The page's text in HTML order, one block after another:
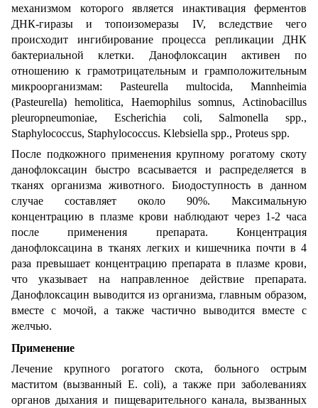
механизмом которого является инактивация ферментов
ДНК-гиразы и топоизомеразы IV, вследствие чего
происходит ингибирование процесса репликации ДНК
бактериальной клетки. Данофлоксацин активен по
отношению к грамотрицательным и грамположительным
микроорганизмам: Pasteurella multocida, Mannheimia
(Pasteurella) hemolitica, Haemophilus somnus, Actinobacillus
pleuropneumoniae, Escherichia coli, Salmonella spp.,
Staphylococcus, Staphylococcus. Klebsiella spp., Proteus spp.
После подкожного применения крупному рогатому скоту
данофлоксацин быстро всасывается и распределяется в
тканях организма животного. Биодоступность в данном
случае составляет около 90%. Максимальную
концентрацию в плазме крови наблюдают через 1-2 часа
после применения препарата. Концентрация
данофлоксацина в тканях легких и кишечника почти в 4
раза превышает концентрацию препарата в плазме крови,
что указывает на направленное действие препарата.
Данофлоксацин выводится из организма, главным образом,
вместе с мочой, а также частично выводится вместе с
желчью.
Применение
Лечение крупного рогатого скота, больного острым
маститом (вызванный E. сoli), а также при заболеваниях
органов дыхания и пищеварительного канала, вызванных